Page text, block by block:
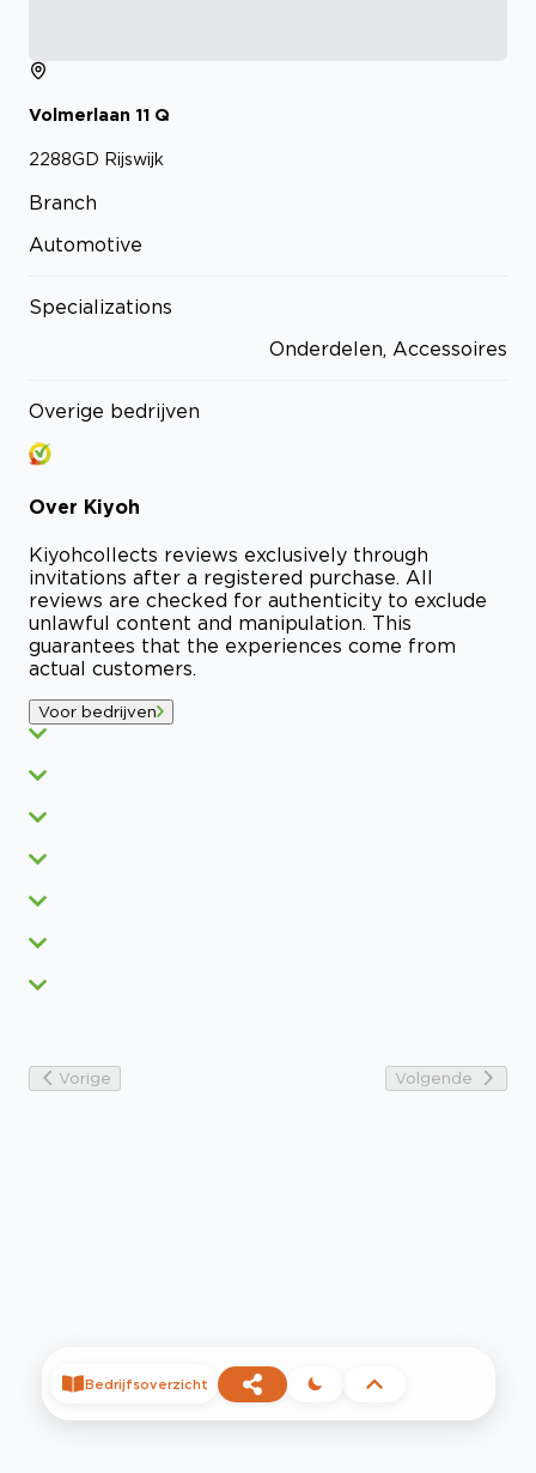
Volmerlaan 11 Q
2288GD Rijswijk
Branch
Automotive
Specializations
Onderdelen, Accessoires
Overige bedrijven
Over Kiyoh
Kiyohcollects reviews exclusively through
invitations after a registered purchase. All
reviews are checked for authenticity to exclude
unlawful content and manipulation. This
guarantees that the experiences come from
actual customers.
Voor bedrijven
Vorige Volgende
Bedrijfsoverzicht